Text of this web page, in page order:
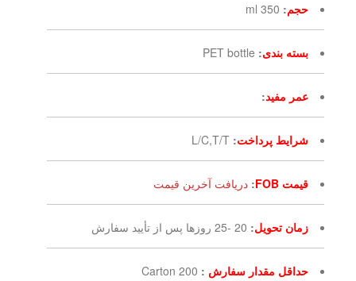
حجم:
350 ml
بسته بندی:
PET bottle
عمر مفید:
شرایط پرداخت:
L/C,T/T
قیمت FOB : دریافت آخرین قیمت
زمان تحویل: 20 -25 روزها پس از تأیید سفارش
حداقل مقدار سفارش :
200 Carton